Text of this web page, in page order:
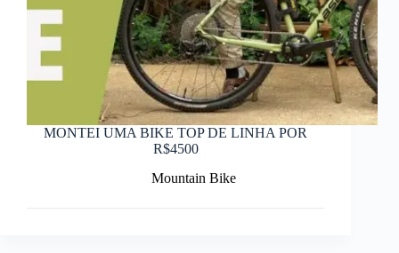
MONTEI UMA BIKE TOP DE LINHA POR
R$4500
Mountain Bike